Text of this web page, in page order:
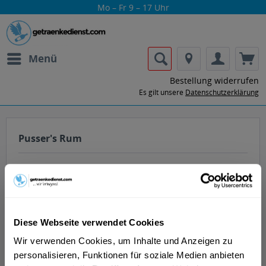
Diese Webseite verwendet Cookies
Wir verwenden Cookies, um Inhalte und Anzeigen zu
personalisieren, Funktionen für soziale Medien anbieten
Mo – Fr 9 – 17 Uhr
Menü
Bestellung widerrufen
Es gilt unsere Datenschutzerklärung
Pusser's Rum
nach Hause oder ins Büro liefern.